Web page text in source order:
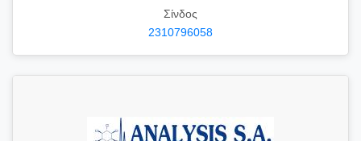
Σίνδος
2310796058